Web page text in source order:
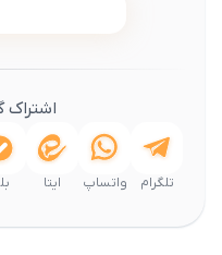
تلگرام واتساپ ایتا